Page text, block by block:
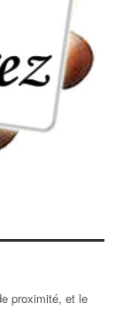
proximité, et le